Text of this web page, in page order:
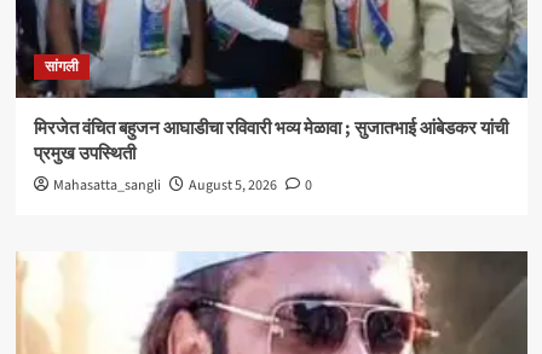
सांगली
मिरजेत वंचित बहुजन आघाडीचा रविवारी भव्य मेळावा ; सुजातभाई आंबेडकर यांची
प्रमुख उपस्थिती
Mahasatta_sangli August 5, 2026 0